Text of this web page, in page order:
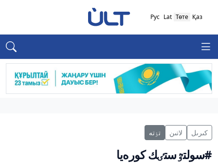
Қаз
Төте
Lat
Рус
كىرىل لاتىن تٶتە
#سولتٷستٸك كورەيا